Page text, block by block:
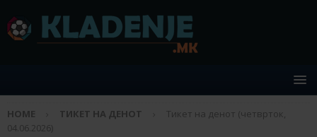
HOME ТИКЕТ НА ДЕНОТ
Тикет на денот (четврток,
04.06.2026)